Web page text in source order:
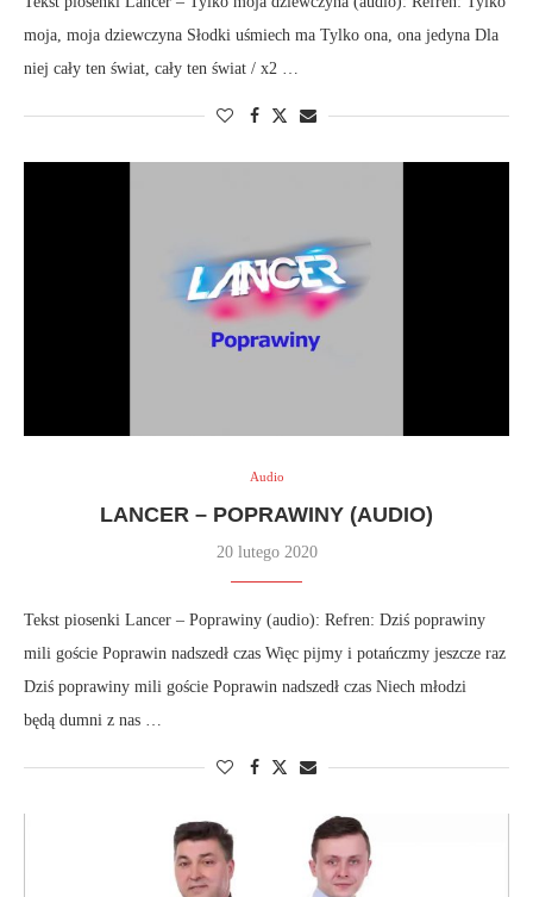
moja, moja dziewczyna Słodki uśmiech ma Tylko ona, ona jedyna Dla
niej cały ten świat, cały ten świat / x2 …
Audio
LANCER – POPRAWINY (AUDIO)
20 lutego 2020
Tekst piosenki Lancer – Poprawiny (audio): Refren: Dziś poprawiny
mili goście Poprawin nadszedł czas Więc pijmy i potańczmy jeszcze raz
Dziś poprawiny mili goście Poprawin nadszedł czas Niech młodzi
będą dumni z nas …